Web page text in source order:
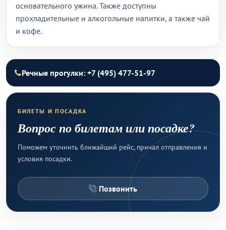
основательного ужина. Также доступны
прохладительные и алкогольные напитки, а также чай
и кофе.
Речные прогулки: +7 (495) 477-51-97
БИЛЕТЫ И ПОСАДКА
Вопрос по билетам или посадке?
Поможем уточнить ближайший рейс, причал отправления и
условия посадки.
Позвонить